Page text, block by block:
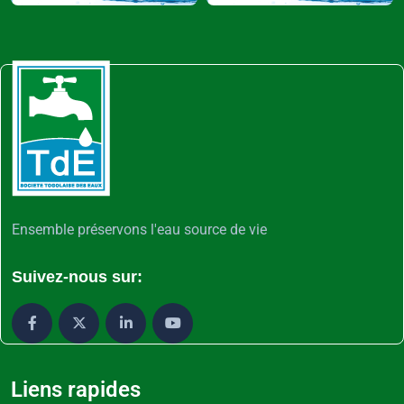
Ensemble préservons l'eau source de vie
Suivez-nous sur:
Liens rapides